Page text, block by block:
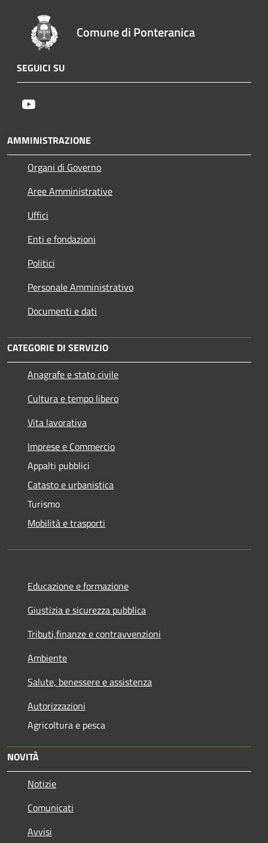
Comune di Ponteranica
SEGUICI SU
AMMINISTRAZIONE
Organi di Governo
Aree Amministrative
Uffici
Enti e fondazioni
Politici
Personale Amministrativo
Documenti e dati
CATEGORIE DI SERVIZIO
Anagrafe e stato civile
Cultura e tempo libero
Vita lavorativa
Imprese e Commercio
Appalti pubblici
Catasto e urbanistica
Turismo
Mobilità e trasporti
Educazione e formazione
Giustizia e sicurezza pubblica
Tributi,finanze e contravvenzioni
Ambiente
Salute, benessere e assistenza
Autorizzazioni
Agricoltura e pesca
NOVITÀ
Notizie
Comunicati
Avvisi